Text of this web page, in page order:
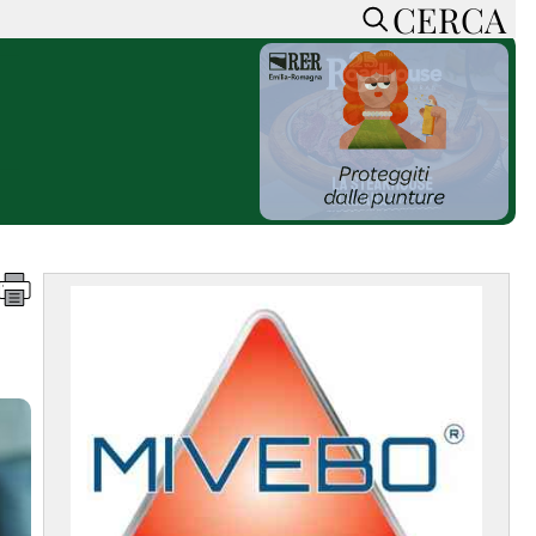
CERCA
ACCEDI o REGISTRATI
SOSTIENI LA PRESSA
CONOSCI LA PRESSA
COOKIE POLICY
PRIVACY POLICY
FEED RSS
MAPPA DEL SITO
NORMATIVE
DEONTOLOGICHE
CERCA